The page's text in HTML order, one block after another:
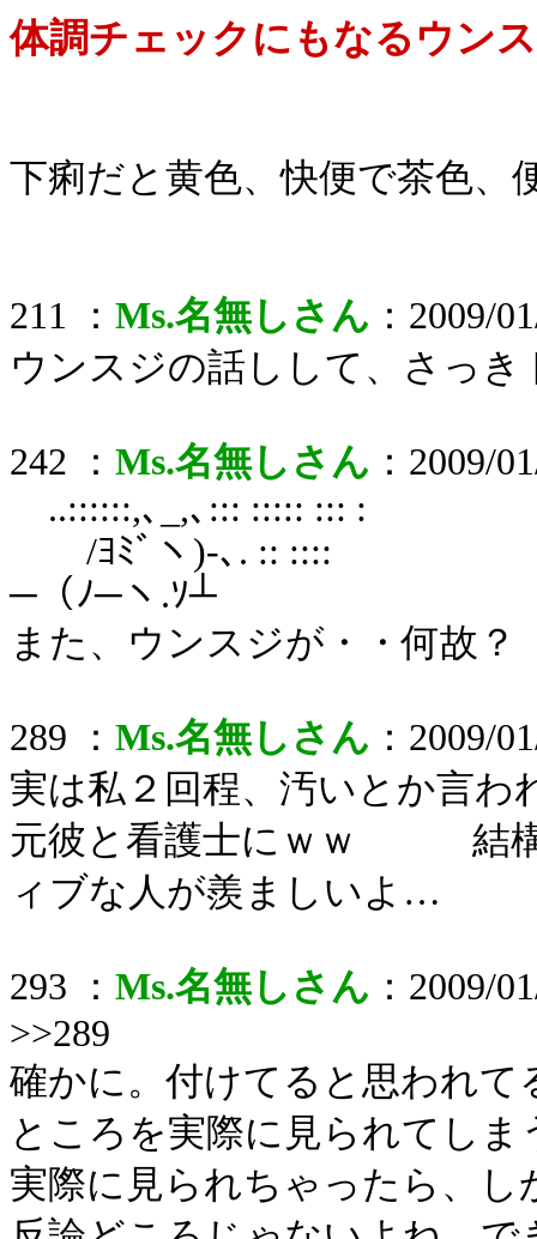
体調チェックにもなるウン
下痢だと黄色、快便で茶色、
211 ： Ms.名無しさん ：2009/
ウンスジの話しして、さっ
242 ： Ms.名無しさん ：2009/
..::::::,､_,､::: ::::: ::: :
/ﾖﾐﾞヽ)-､. :: ::::
─（ﾉ─ヽ.ｿ┴
また、ウンスジが・・何故？
289 ： Ms.名無しさん ：2009/
実は私２回程、汚いとか言
元彼と看護士にｗｗ 結構
ィブな人が羨ましいよ…
293 ： Ms.名無しさん ：2009/
>>289
確かに。付けてると思われ
ところを実際に見られてし
実際に見られちゃったら、